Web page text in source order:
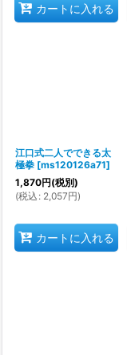
カートに入れる
江口式二人でできる太
極拳 [ms120126a71]
1,870円(税別)
(税込 : 2,057円)
カートに入れる